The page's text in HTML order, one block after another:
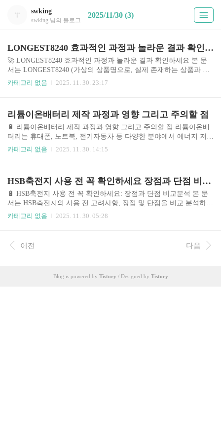
swking
swking 님의 블로그
2025/11/30 (3)
LONGEST8240 효과적인 과정과 놀라운 결과 확인하세요
🚀 LONGEST8240 효과적인 과정과 놀라운 결과 확인하세요 본 문
서는 LONGEST8240 (가상의 상품명으로, 실제 존재하는 상품과 무
관합니다. 이하 LONGEST8240으로 통칭)의 효과적인 과정과 결과
상품이므로, 실제 제품의 정보와는 일치하지 않음을 명시합니다. 🤔
주제 소개 및 중요성 최근 효율적인 자기계발과 생산성 향상에 대한
관심이 높아짐에 따라, 다양한 자기계발 프로그램들이 시장에 쏟아
져 나오고 있습니다. LONGEST8240..
카테고리 없음 2025. 11. 30. 23:17
리튬이온배터리 제작 과정과 영향 그리고 주의할 점
🔋 리튬이온배터리 제작 과정과 영향 그리고 주의할 점 리튬이온배
터리는 휴대폰, 노트북, 전기자동차 등 다양한 분야에서 에너지 저장
장치로 널리 사용되고 있습니다. 전 세계적으로 전기차 시장의 급성
친환경 정책 강화와 에너지 저장 기술에 대한 수요 증가에 기인합니
다. 하지만 리튬이온배터리의 제작 과정은 환경 및 사회적 영향을 미
치며, 안전사고 발생 가능성도 존재합니다. 따라서 리튬이온배터리
의 제작 과정, 환경적 영향, 안전 문제 등을 종합적으로 이해하는 것
이 매우 중요합니다. ..
카테고리 없음 2025. 11. 30. 14:15
HSB축전지 사용 전 꼭 확인하세요 장점과 단점 비교분석
🔋 HSB축전지 사용 전 꼭 확인하세요: 장점과 단점 비교분석 본 문
서는 HSB축전지의 사용 전 고려사항, 장점 및 단점을 비교 분석하여
소비자의 현명한 선택을 돕고자 작성되었습니다. HSB축전지는 다
너지 정책 강화로 인해 HSB축전지를 포함한 다양한 축전지 제품에
대한 관심이 높아지고 있으며, 소비자의 선택의 폭 또한 넓어지고 있
의 주요 특징과 경쟁 제품과의 비교, 사용 후기 등을 바탕으로 소비
카테고리 없음 2025. 11. 30. 05:28
이전 다음
Blog is powered by Tistory / Designed by Tistory